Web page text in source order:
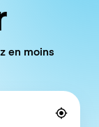
en moins